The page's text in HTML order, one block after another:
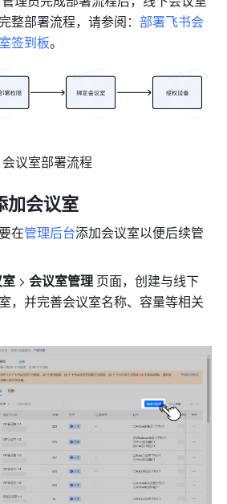
整部署流程，请参阅：部署飞书会
签到板。
会议室部署流程
加会议室
在管理后台添加会议室以便后续管
> 会议室管理 页面，创建与线下
，并完善会议室名称、容量等相关